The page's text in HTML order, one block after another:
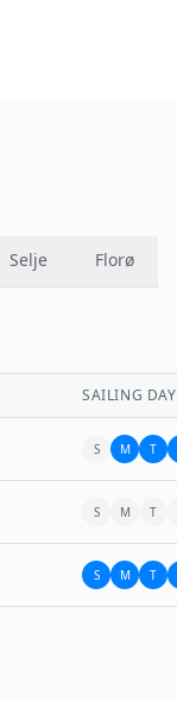
Selje Florø
SAILING
S M T
S M T
S M T